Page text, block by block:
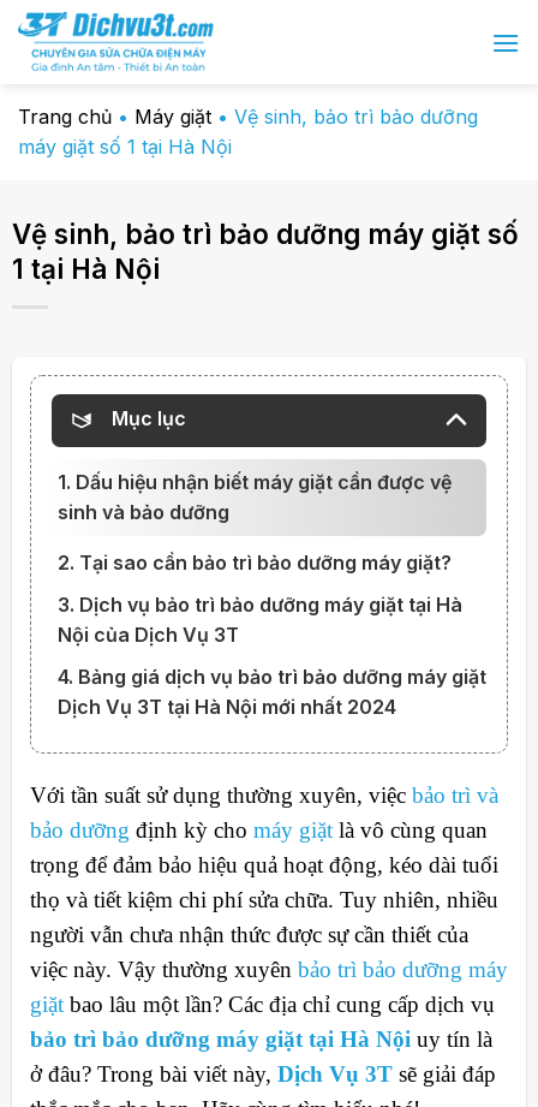
Chuyển
đến
dung
Trang chủ • Máy giặt • Vệ sinh, bảo trì bảo dưỡng
máy giặt số 1 tại Hà Nội
Vệ sinh, bảo trì bảo dưỡng máy giặt số
1 tại Hà Nội
Mục lục
1. Dấu hiệu nhận biết máy giặt cần được vệ
sinh và bảo dưỡng
2. Tại sao cần bảo trì bảo dưỡng máy giặt?
3. Dịch vụ bảo trì bảo dưỡng máy giặt tại Hà
Nội của Dịch Vụ 3T
4. Bảng giá dịch vụ bảo trì bảo dưỡng máy giặt
Dịch Vụ 3T tại Hà Nội mới nhất 2024
Với tần suất sử dụng thường xuyên, việcbảo trì và
bảo dưỡng định kỳ cho máy giặtlà vô cùng quan
trọng để đảm bảo hiệu quả hoạt động, kéo dài tuổi
thọ và tiết kiệm chi phí sửa chữa. Tuy nhiên, nhiều
người vẫn chưa nhận thức được sự cần thiết của
việc này. Vậy thường xuyên bảo trì bảo dưỡng máy
giặtbao lâu một lần? Các địa chỉ cung cấp dịch vụ
bảo trì bảo dưỡng máy giặt tại Hà Nội uy tín là
ở đâu? Trong bài viết này, Dịch Vụ 3T sẽ giải đáp